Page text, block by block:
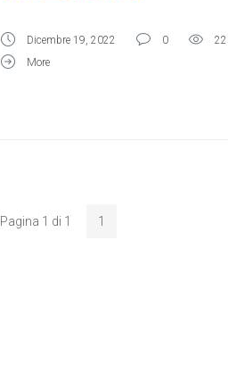
Dicembre 19, 2022 0
More
Pagina 1 di 1 1